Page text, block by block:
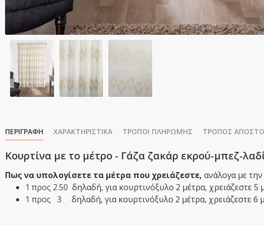
ΠΕΡΙΓΡΑΦΉ ΧΑΡΑΚΤΗΡΙΣΤΙΚΆ ΤΡΌΠΟΙ ΠΛΗΡΩΜΉΣ ΤΡΌΠΟΣ
Κουρτίνα με το μέτρο - Γάζα ζακάρ εκρού-μπεζ-
Πως να υπολογίσετε τα μέτρα που χρειάζεστε, ανάλογα με
1 προς 2.50 δηλαδή, ​για κουρτινόξυλο 2 μέτρα, χρειάζεστε
1 προς 3 δηλαδή,​ για κουρτινόξυλο 2 μέτρα, χρειάζεστε 6